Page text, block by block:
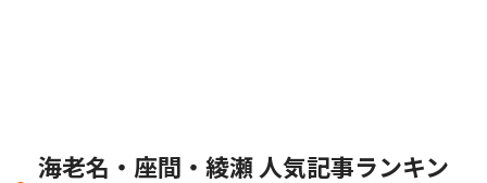
海老名・座間・綾瀬 人気記事ランキン